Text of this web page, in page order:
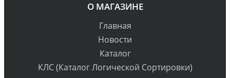
О МАГАЗИНЕ
Главная
Новости
Каталог
КЛС (Каталог Логической Сортировки)